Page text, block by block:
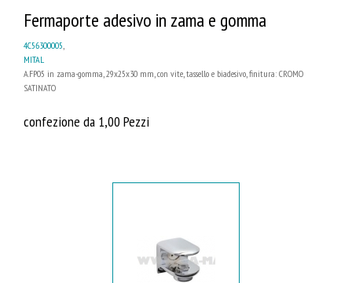
Fermaporte adesivo in zama e gomma
4C56300005,
MITAL
A.FP05 in zama-gomma, 29x25x30 mm, con vite, tassello e biadesivo, finitura: CROMO
SATINATO
confezione da 1,00 Pezzi